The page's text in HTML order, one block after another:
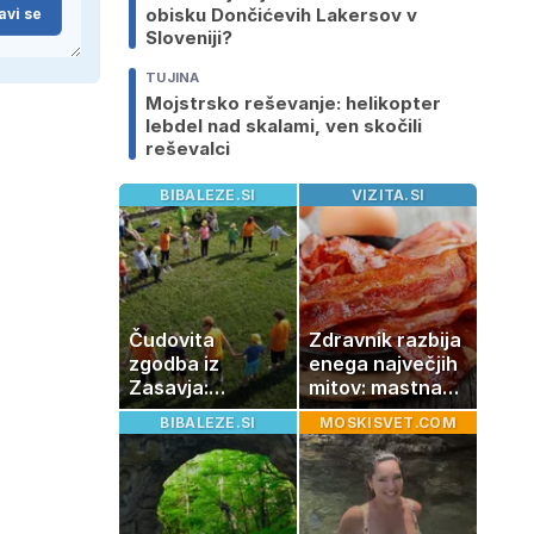
se
obisku Dončićevih Lakersov v
Sloveniji?
TUJINA
Mojstrsko reševanje: helikopter
lebdel nad skalami, ven skočili
reševalci
BIBALEZE.SI
Čudovita
zgodba iz
Zasavja:
otrokom
podarjajo nekaj,
česar ni mogoče
kupiti
VIZITA.SI
Zdravnik razbija
enega največjih
mitov: mastna
jetra ne
nastanejo
zaradi slanine,
temveč zaradi
živila, ki ga
BIBALEZE.SI MOSKISVET.COM